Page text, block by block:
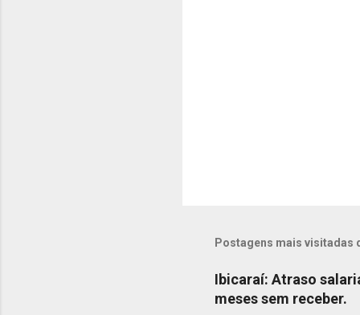
Postagens mais visitadas
Ibicaraí: Atraso
meses sem receber.